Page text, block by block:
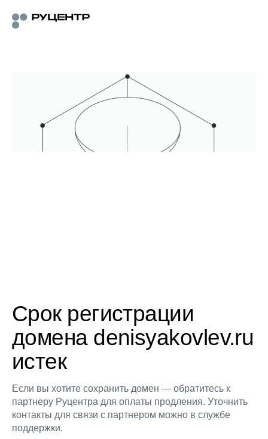
Срок регистрации
домена denisyakovlev.ru
истек
Если вы хотите сохранить домен — обратитесь к
партнеру Руцентра для оплаты продления. Уточнить
контакты для связи с партнером можно в службе
поддержки.